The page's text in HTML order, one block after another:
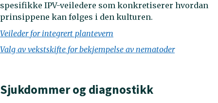
spesifikke IPV-veiledere som konkretiserer hvordan
prinsippene kan følges i den kulturen.
Veileder for integrert plantevern
Valg av vekstskifte for bekjempelse av nematoder
Sjukdommer og diagnostikk